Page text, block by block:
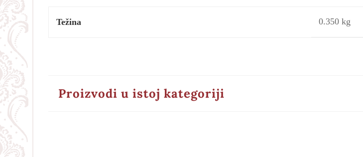
Težina 0.350 kg
Proizvodi u istoj kategoriji